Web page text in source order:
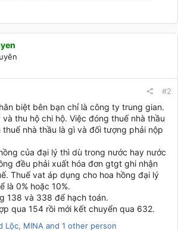
#2
biệt bên bạn chỉ là công ty trung gian.
thu hộ chi hộ. Việc đóng thuế nhà thầu
nhà thầu là gì và đối tượng phải nộp
của đại lý thì dù trong nước hay nước
đều phải xuất hóa đơn gtgt ghi nhận
Thuế vat áp dụng cho hoa hồng đại lý
là 0% hoặc 10%.
138 và 338 để hạch toán.
qua 154 rồi mới kết chuyển qua 632.
Lộc, MINA and 1 other person